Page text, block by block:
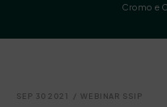
Cromo e
SEP 30 2021 / WEBINAR SSIP